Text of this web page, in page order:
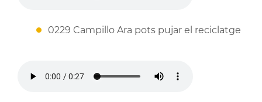
0229 Campillo Ara pots pujar el reciclatge